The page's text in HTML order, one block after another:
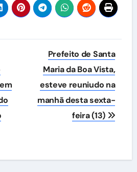
Prefeito de Santa
Maria da Boa Vista,
esteve reuniudo na
manhã desta sexta-
feira (13)